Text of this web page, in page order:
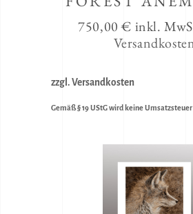
750,00€ inkl.
zzgl. Versandkosten
Gemäß § 19 UStG wird keine